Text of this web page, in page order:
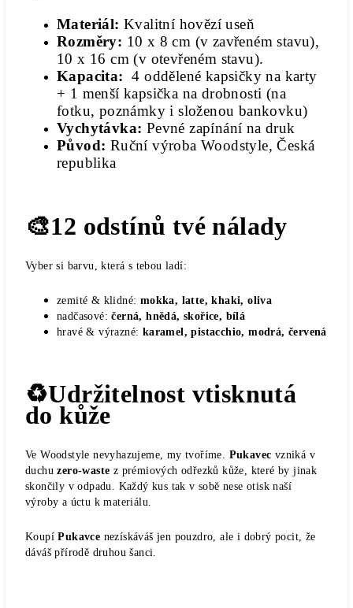
Materiál: Kvalitní hovězí useň
Rozměry: 10 x 8 cm (v zavřeném stavu),
10 x 16 cm (v otevřeném stavu).
Kapacita: 4 oddělené kapsičky na karty
+ 1 menší kapsička na drobnosti (na
fotku, poznámky i složenou bankovku)
Vychytávka: Pevné zapínání na druk
Původ: Ruční výroba Woodstyle, Česká
republika
🎨12 odstínů tvé nálady
Vyber si barvu, která s tebou ladí:
zemité & klidné: mokka, latte, khaki, oliva
nadčasové: černá, hnědá, skořice, bílá
hravé & výrazné: karamel, pistacchio, modrá, červená
♻️Udržitelnost vtisknutá
do kůže
Ve Woodstyle nevyhazujeme, my tvoříme. Pukavec vzniká v
duchuzero-waste z prémiových odřezků kůže, které by jinak
skončily v odpadu. Každý kus tak v sobě nese otisk naší
výroby a úctu k materiálu.
KoupíPukavce nezískáváš jen pouzdro, ale i dobrý pocit, že
dáváš přírodě druhou šanci.